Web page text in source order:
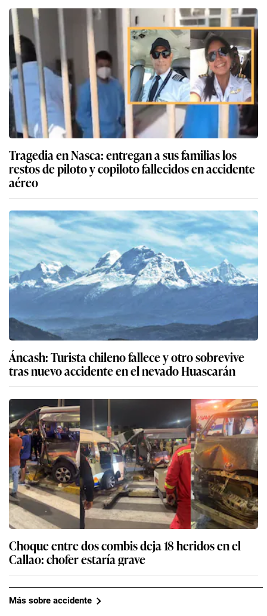
Tragedia en Nasca: entregan a sus familias los
restos de piloto y copiloto fallecidos en accidente
aéreo
Áncash: Turista chileno fallece y otro sobrevive
tras nuevo accidente en el nevado Huascarán
Choque entre dos combis deja 18 heridos en el
Callao: chofer estaría grave
Más sobre accidente